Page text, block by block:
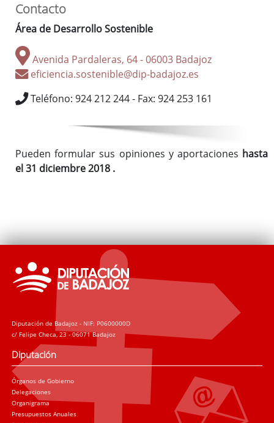
I Estrategia de Desarrollo Sostenible de la Diputación de
Plan Integral de Movilidad Sostenible Badajoz ADS 2018:
PLAN MOVEM (Plan de Movilidad de Vehículos Eléctricos en
Municipios)
Plan Director del Hospital Provincial de San Sebastián
Ordenanza reguladora de Patrocinios de la Diputación de
Badajoz y su Sector Público
Contacto
Área de Desarrollo Sostenible
Avenida Pardaleras, 64 - 06003 Badajoz
eficiencia.sostenible@dip-badajoz.es
Teléfono: 924 212 244 - Fax: 924 253 161
Pueden formular sus opiniones y aportaciones hasta
el 31 diciembre 2018 .
Diputación de Badajoz - NIF: P0600000D
c/ Felipe Checa, 23 - 06071 Badajoz
Diputación
Órganos de Gobierno
Delegaciones
Organigrama
Presupuestos Anuales